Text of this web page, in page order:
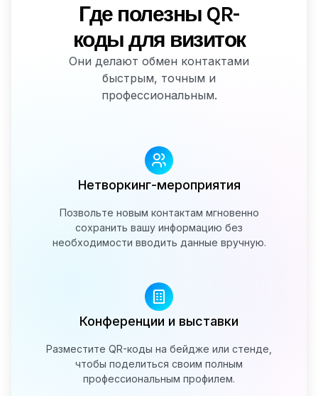
Где полезны QR-
коды для визиток
Они делают обмен контактами
быстрым, точным и
профессиональным.
Нетворкинг-мероприятия
Позвольте новым контактам мгновенно
сохранить вашу информацию без
необходимости вводить данные вручную.
Конференции и выставки
Разместите QR-коды на бейдже или стенде,
чтобы поделиться своим полным
профессиональным профилем.